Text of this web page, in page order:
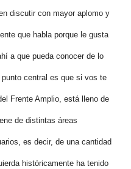
discutir con mayor aplomo y
que habla porque le gusta
a que pueda conocer de lo
central es que si vos te
Frente Amplio, está lleno de
de distintas áreas
es decir, de una cantidad
históricamente ha tenido